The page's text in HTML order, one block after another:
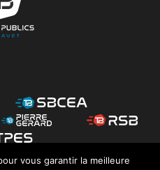
vous garantir la meilleure